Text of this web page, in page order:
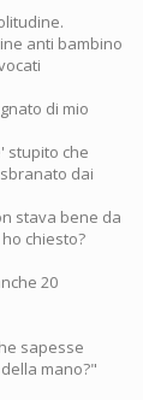
anti bambino
di mio
stupito che
dai
stava bene da
chiesto?
20
sapesse
mano?"